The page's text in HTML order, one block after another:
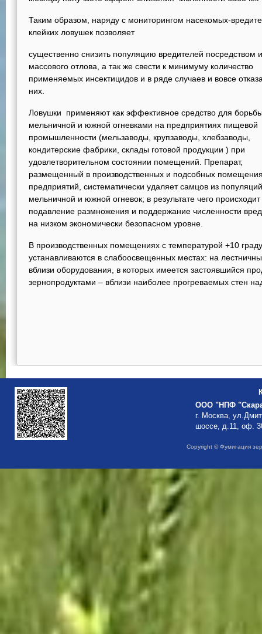
Таким образом, наряду с мониторингом насекомых-
клейких ловушек позволяет
существенно снизить популяцию вредителей посредством
массового отлова, а так же свести к минимуму количество
применяемых инсектицидов и в ряде случаев и вовсе
них.
Ловушки применяют как эффективное средство для
мельничной и южной огневками на предприятиях пищевой
промышленности (мельзаводы, крупзаводы, хлебзаводы,
кондитерские фабрики, склады готовой продукции ) при
удовлетворительном состоянии помещений. Препарат,
размещенный в производственных и подсобных
предприятий, систематически удаляет самцов из популяций
мельничной и южной огневок; в результате чего происходит
подавление размножения и поддержание численности
на низком экономически безопасном уровне.
В производственных помещениях с температурой +10
устанавливаются в слабоосвещенных местах: на
вблизи оборудования, в которых имеется застоявшийся
зернопродуктами – вблизи наиболее прогреваемых стен
ООО "НПФ
г. Москва,
шоссе, д.11, оф.
Copyright © Фумигация